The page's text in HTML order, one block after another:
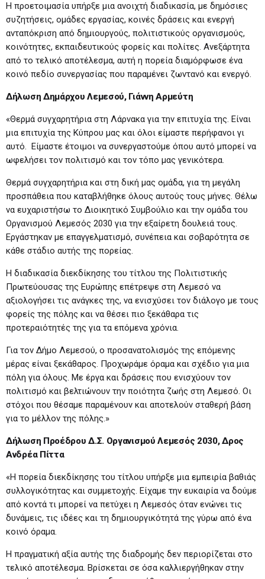
Η προετοιμασία υπήρξε μια ανοιχτή διαδικασία, με δημόσιες
συζητήσεις, ομάδες εργασίας, κοινές δράσεις και ενεργή
ανταπόκριση από δημιουργούς, πολιτιστικούς οργανισμούς,
κοινότητες, εκπαιδευτικούς φορείς και πολίτες. Ανεξάρτητα
από το τελικό αποτέλεσμα, αυτή η πορεία διαμόρφωσε ένα
κοινό πεδίο συνεργασίας που παραμένει ζωντανό και ενεργό.
Δήλωση Δημάρχου Λεμεσού, Γιάννη Αρμεύτη
«Θερμά συγχαρητήρια στη Λάρνακα για την επιτυχία της. Είναι
μια επιτυχία της Κύπρου μας και όλοι είμαστε περήφανοι γι
αυτό. Είμαστε έτοιμοι να συνεργαστούμε όπου αυτό μπορεί να
ωφελήσει τον πολιτισμό και τον τόπο μας γενικότερα.
Θερμά συγχαρητήρια και στη δική μας ομάδα, για τη μεγάλη
προσπάθεια που καταβλήθηκε όλους αυτούς τους μήνες. Θέλω
να ευχαριστήσω το Διοικητικό Συμβούλιο και την ομάδα του
Οργανισμού Λεμεσός 2030 για την εξαίρετη δουλειά τους.
Εργάστηκαν με επαγγελματισμό, συνέπεια και σοβαρότητα σε
κάθε στάδιο αυτής της πορείας.
Η διαδικασία διεκδίκησης του τίτλου της Πολιτιστικής
Πρωτεύουσας της Ευρώπης επέτρεψε στη Λεμεσό να
αξιολογήσει τις ανάγκες της, να ενισχύσει τον διάλογο με τους
φορείς της πόλης και να θέσει πιο ξεκάθαρα τις
προτεραιότητές της για τα επόμενα χρόνια.
Για τον Δήμο Λεμεσού, ο προσανατολισμός της επόμενης
μέρας είναι ξεκάθαρος. Προχωράμε όραμα και σχέδιο για μια
πόλη για όλους. Με έργα και δράσεις που ενισχύουν τον
πολιτισμό και βελτιώνουν την ποιότητα ζωής στη Λεμεσό. Οι
στόχοι που θέσαμε παραμένουν και αποτελούν σταθερή βάση
για το μέλλον της πόλης.»
Δήλωση Προέδρου Δ.Σ. Οργανισμού Λεμεσός 2030, Δρος
Ανδρέα Πίττα
«Η πορεία διεκδίκησης του τίτλου υπήρξε μια εμπειρία βαθιάς
συλλογικότητας και συμμετοχής. Είχαμε την ευκαιρία να δούμε
από κοντά τι μπορεί να πετύχει η Λεμεσός όταν ενώνει τις
δυνάμεις, τις ιδέες και τη δημιουργικότητά της γύρω από ένα
κοινό όραμα.
Η πραγματική αξία αυτής της διαδρομής δεν περιορίζεται στο
τελικό αποτέλεσμα. Βρίσκεται σε όσα καλλιεργήθηκαν στην